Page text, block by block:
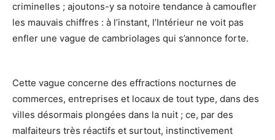
criminelles ; ajoutons-y sa notoire tendance à camoufler
les mauvais chiffres : à l’instant, l’Intérieur ne voit pas
enfler une vague de cambriolages qui s’annonce forte.
Cette vague concerne des effractions nocturnes de
commerces, entreprises et locaux de tout type, dans des
villes désormais plongées dans la nuit ; ce, par des
malfaiteurs très réactifs et surtout, instinctivement